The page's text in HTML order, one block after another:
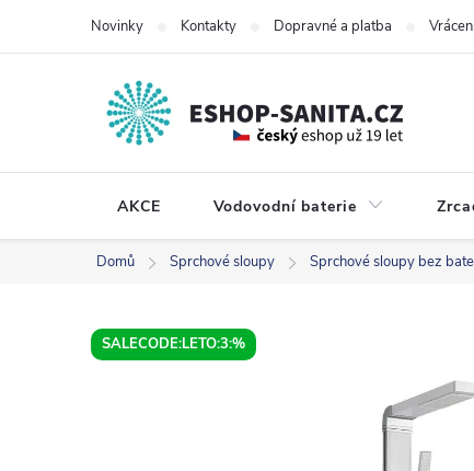
Novinky Kontakty Dopravné a platba
AKCE Vodovodní baterie
Domů Sprchové sloupy Sprchové sloupy bez
SALECODE:LETO:3:%